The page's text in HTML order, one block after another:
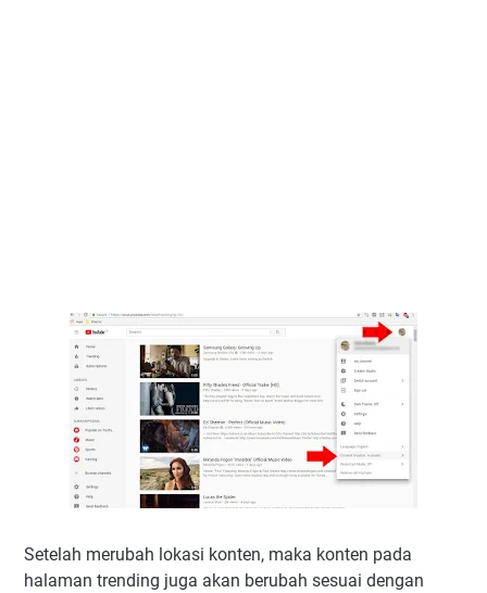
Setelah merubah lokasi konten, maka konten pada
halaman trending juga akan berubah sesuai dengan